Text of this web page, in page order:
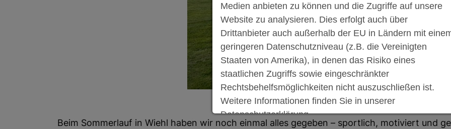
Beim Sommerlauf in Wiehl haben wir noch einmal alles gegeben – sportlich, motiviert und
Medien anbieten zu können und die Zugriffe auf unsere
Website zu analysieren. Dies erfolgt auch über
Drittanbieter auch außerhalb der EU in Ländern mit
geringeren Datenschutzniveau (z.B. die Vereinigten
Staaten von Amerika), in denen das Risiko eines
staatlichen Zugriffs sowie eingeschränkter
Rechtsbehelfsmöglichkeiten nicht auszuschließen ist.
Weitere Informationen finden Sie in unserer
Datenschutzerklärung.